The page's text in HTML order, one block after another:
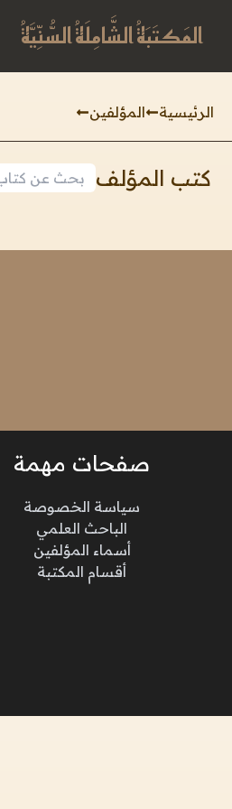
المَكتَبَةُ الشَّامِلَةُ السُّنِّيَّةُ
الرئيسية المؤلفين
كتب المؤلف
صفحات مهمة
سياسة الخصوصة
الباحث العلمي
أسماء المؤلفين
أقسام المكتبة